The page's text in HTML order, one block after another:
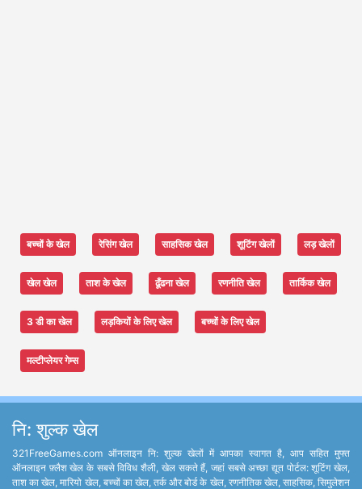
बच्चों के खेल रेसिंग खेल साहसिक खेल शूटिंग खेलों लड़ खेलों
खेल खेल ताश के खेल ढूँढना खेल रणनीति खेल तार्किक खेल
3 डी का खेल लड़कियों के लिए खेल बच्चों के लिए खेल
मल्टीप्लेयर गेम्स
नि: शुल्क खेल
321FreeGames.com ऑनलाइन नि: शुल्क खेलों में आपका स्वागत है, आप सहित मुफ्त
ऑनलाइन फ़्लैश खेल के सबसे विविध शैली, खेल सकते हैं, जहां सबसे अच्छा द्यूत पोर्टल: शूटिंग खेल,
ताश का खेल, मारियो खेल, बच्चों का खेल, तर्क और बोर्ड के खेल, रणनीतिक खेल, साहसिक, सिमुलेशन